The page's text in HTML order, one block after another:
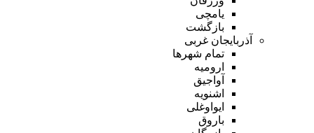
یامچی
بازگشت
آذربایجان غربی
تمام شهر‌ها
ارومیه
آواجیق
اشنویه
ایواوغلی
باروق